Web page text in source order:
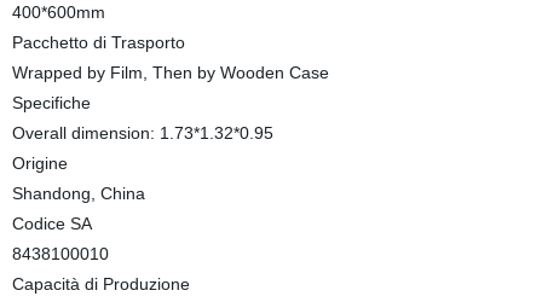
400*600mm
Pacchetto di Trasporto
Wrapped by Film, Then by Wooden Case
Specifiche
Overall dimension: 1.73*1.32*0.95
Origine
Shandong, China
Codice SA
8438100010
Capacità di Produzione